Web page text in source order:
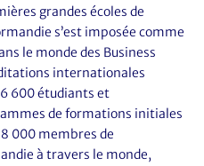
grandes écoles de
s’est imposée comme
le monde des Business
internationales
6 600 étudiants et
de formations initiales
000 membres de
à travers le monde,